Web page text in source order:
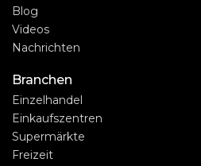
Blog
Videos
Nachrichten
Branchen
Einzelhandel
Einkaufszentren
Supermärkte
Freizeit